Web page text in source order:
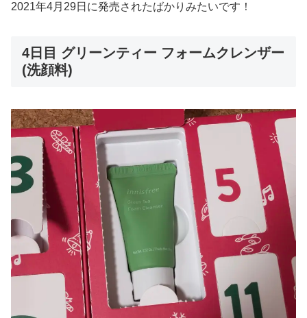
2021年4月29日に発売されたばかりみたいです！
4日目 グリーンティー フォームクレンザー
(洗顔料)